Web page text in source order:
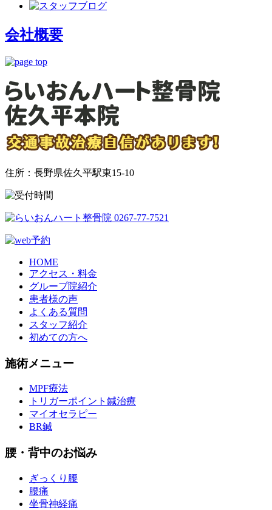
会社概要
住所：長野県佐久平駅東15-10
HOME
アクセス・料金
グループ院紹介
患者様の声
よくある質問
スタッフ紹介
初めての方へ
施術メニュー
MPF療法
トリガーポイント鍼治療
マイオセラピー
BR鍼
腰・背中のお悩み
ぎっくり腰
腰痛
坐骨神経痛